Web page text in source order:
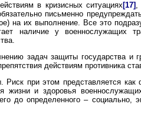
в кризисных ситуациях[17] ,
письменно
на их выполнение. Все это
наличие у военнослужащих
задач защиты государства и
действиям противника
при этом представляется как
жизни и здоровья
до определенного – социально,